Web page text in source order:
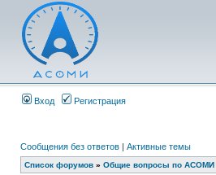
Вход Регистрация
Сообщения без ответов | Активные темы
Список форумов » Общие вопросы по АСОМИ